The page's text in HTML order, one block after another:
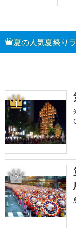
夏の人気夏祭り
1
2